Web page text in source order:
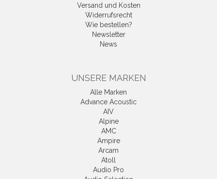
Versand und Kosten
Widerrufsrecht
Wie bestellen?
Newsletter
News
UNSERE MARKEN
Alle Marken
Advance Acoustic
AIV
Alpine
AMC
Ampire
Arcam
Atoll
Audio Pro